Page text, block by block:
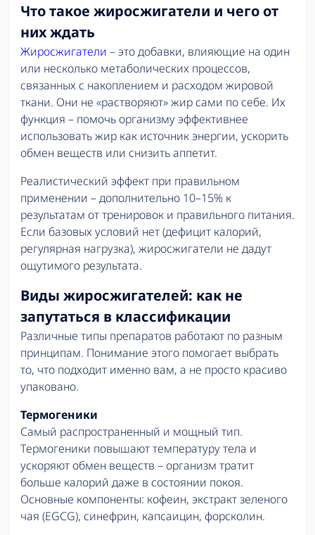
Что такое жиросжигатели и чего от
них ждать
Жиросжигатели – это добавки, влияющие на один
или несколько метаболических процессов,
связанных с накоплением и расходом жировой
ткани. Они не «растворяют» жир сами по себе. Их
функция – помочь организму эффективнее
использовать жир как источник энергии, ускорить
обмен веществ или снизить аппетит.
Реалистический эффект при правильном
применении – дополнительно 10–15% к
результатам от тренировок и правильного питания.
Если базовых условий нет (дефицит калорий,
регулярная нагрузка), жиросжигатели не дадут
ощутимого результата.
Виды жиросжигателей: как не
запутаться в классификации
Различные типы препаратов работают по разным
принципам. Понимание этого помогает выбрать
то, что подходит именно вам, а не просто красиво
упаковано.
Термогеники
Самый распространенный и мощный тип.
Термогеники повышают температуру тела и
ускоряют обмен веществ – организм тратит
больше калорий даже в состоянии покоя.
Основные компоненты: кофеин, экстракт зеленого
чая (EGCG), синефрин, капсаицин, форсколин.